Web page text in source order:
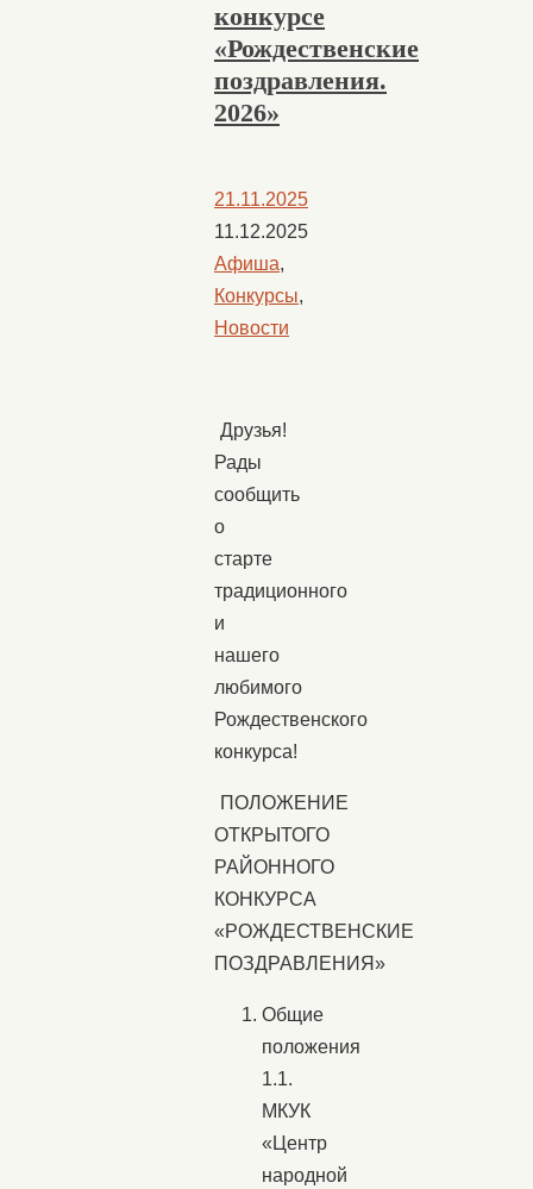
конкурсе
«Рождественские
поздравления.
2026»
21.11.2025
11.12.2025
Афиша,
Конкурсы,
Новости
Друзья!
Рады
сообщить
о
старте
традиционного
и
нашего
любимого
Рождественского
конкурса!
ПОЛОЖЕНИЕ
ОТКРЫТОГО
РАЙОННОГО
КОНКУРСА
«РОЖДЕСТВЕНСКИЕ
ПОЗДРАВЛЕНИЯ»
Общие
положения
1.1.
МКУК
«Центр
народной